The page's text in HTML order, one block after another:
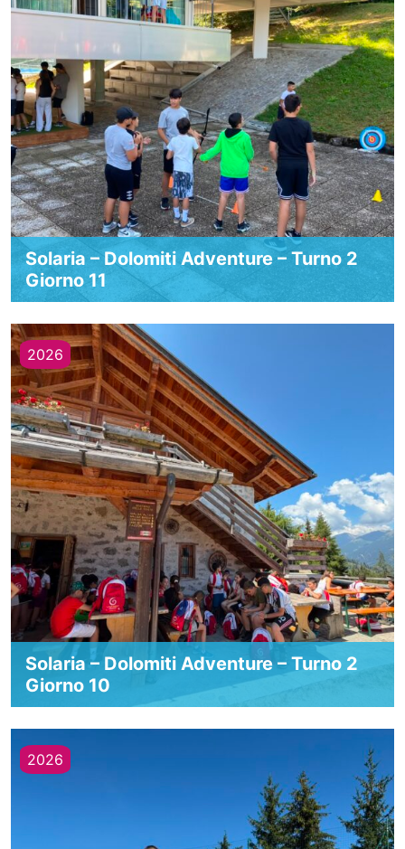
Solaria – Dolomiti Adventure – Turno 2
Giorno 11
2026
Solaria – Dolomiti Adventure – Turno 2
Giorno 10
2026